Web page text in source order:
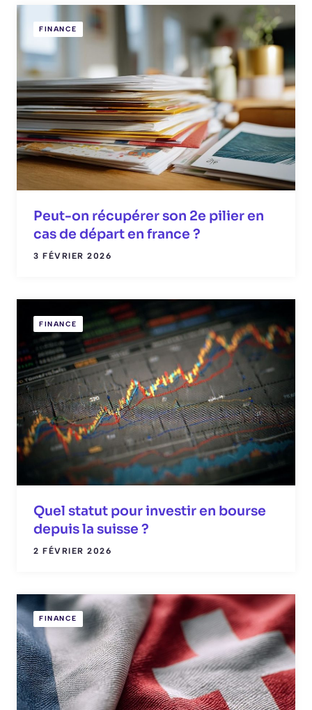
FINANCE
Peut-on récupérer son 2e pilier en
cas de départ en france ?
3 FÉVRIER 2026
FINANCE
Quel statut pour investir en bourse
depuis la suisse ?
2 FÉVRIER 2026
FINANCE